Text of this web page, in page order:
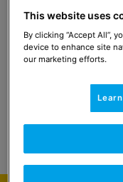
Vermogen
4.5 kW / 6 kW / 8
This website uses
By clicking “Accept All”,
device to enhance site
our marketing efforts.